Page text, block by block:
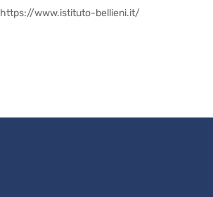
https://www.istituto-bellieni.it/